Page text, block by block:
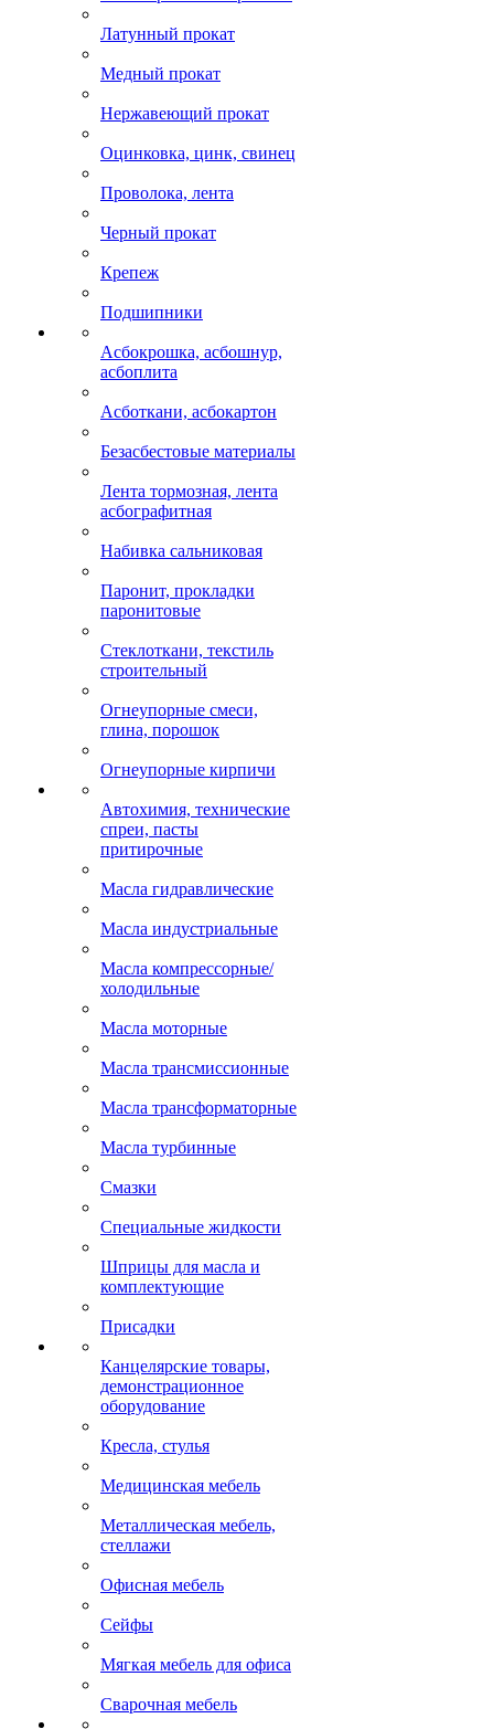
Латунный прокат
Медный прокат
Нержавеющий прокат
Оцинковка, цинк, свинец
Проволока, лента
Черный прокат
Крепеж
Подшипники
Асбокрошка, асбошнур,
асбоплита
Асботкани, асбокартон
Безасбестовые материалы
Лента тормозная, лента
асбографитная
Набивка сальниковая
Паронит, прокладки
паронитовые
Стеклоткани, текстиль
строительный
Огнеупорные смеси,
глина, порошок
Огнеупорные кирпичи
Автохимия, технические
спреи, пасты
притирочные
Масла гидравлические
Масла индустриальные
Масла компрессорные/
холодильные
Масла моторные
Масла трансмиссионные
Масла трансформаторные
Масла турбинные
Смазки
Специальные жидкости
Шприцы для масла и
комплектующие
Присадки
Канцелярские товары,
демонстрационное
оборудование
Кресла, стулья
Медицинская мебель
Металлическая мебель,
стеллажи
Офисная мебель
Сейфы
Мягкая мебель для офиса
Сварочная мебель